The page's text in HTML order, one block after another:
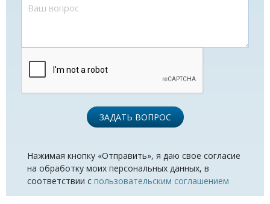
ЗАДАТЬ ВОПРОС
Нажимая кнопку «Отправить», я даю свое согласие
на обработку моих персональных данных, в
соответствии с пользовательским соглашением